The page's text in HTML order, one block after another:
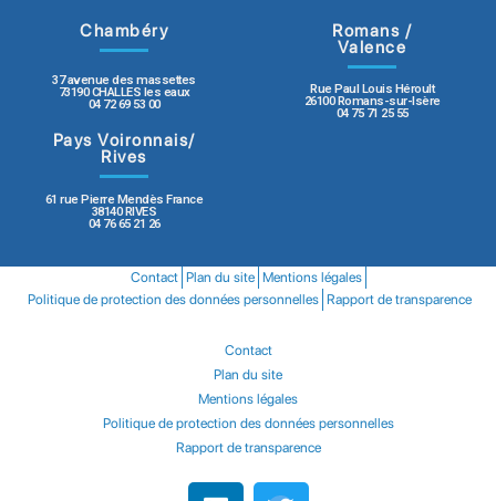
Chambéry
37 avenue des massettes
73190 CHALLES les eaux
04 72 69 53 00
Romans /
Valence
Rue Paul Louis Héroult
26100 Romans-sur-Isère
04 75 71 25 55
Pays Voironnais/
Rives
61 rue Pierre Mendès France
38140 RIVES
04 76 65 21 26
Contact Plan du site Mentions légales
Politique de protection des données personnelles Rapport de transparence
Contact
Plan du site
Mentions légales
Politique de protection des données personnelles
Rapport de transparence